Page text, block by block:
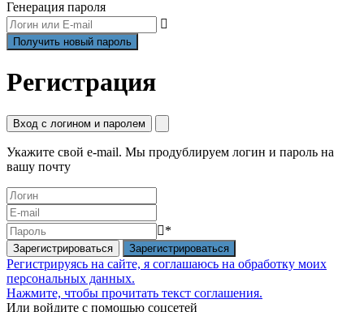
Генерация пароля
Регистрация
Вход с логином и паролем
Укажите свой e-mail. Мы продублируем логин и пароль на
вашу почту
*
Зарегистрироваться
Регистрируясь на сайте, я соглашаюсь на обработку моих
персональных данных.
Нажмите, чтобы прочитать текст соглашения.
Или войдите с помощью соцсетей